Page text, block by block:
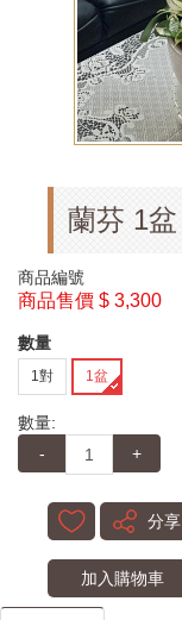
蘭芬 1盆
商品編號
商品售價 $ 3,300
數量
1對 1盆
數量:
-
+
分享
加入購物車